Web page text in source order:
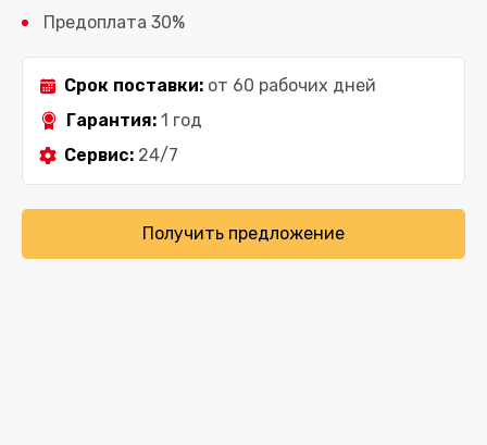
Предоплата 30%
Срок поставки: от 60 рабочих дней
Гарантия: 1 год
Сервис: 24/7
Получить предложение